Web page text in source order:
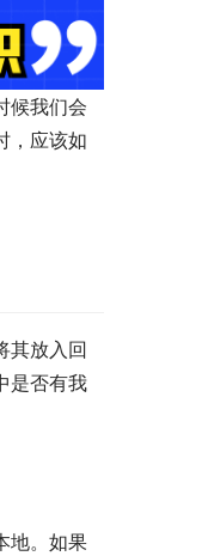
候我们会
，应该如
其放入回
是否有我
地。如果